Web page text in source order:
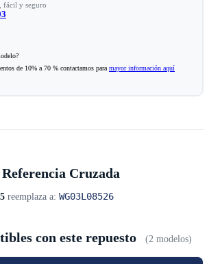
fácil y seguro
de 10% a 70 % contactamos para mayor información aquí
Cruzada
reemplaza a: WG03L08526
con este repuesto (2 modelos)